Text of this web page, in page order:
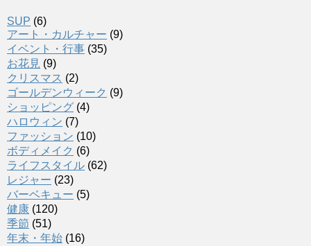
SUP (6)
アート・カルチャー (9)
イベント・行事 (35)
お花見 (9)
クリスマス (2)
ゴールデンウィーク (9)
ショッピング (4)
ハロウィン (7)
ファッション (10)
ボディメイク (6)
ライフスタイル (62)
レジャー (23)
バーベキュー (5)
健康 (120)
季節 (51)
年末・年始 (16)